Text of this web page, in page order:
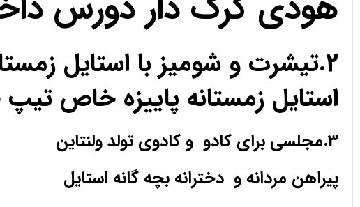
2.تیشرت و شومیز با استایل
استایل زمستانه پاییزه خاص
3.مجلسی برای کادو و کادوی تولد ولنتاین
پیراهن مردانه و دخترانه بچه گانه استایل